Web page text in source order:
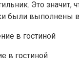
Это значит,
были выполнены
в гостиной